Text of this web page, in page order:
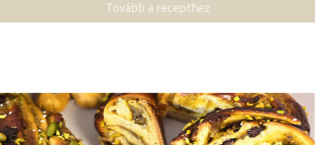
Tovább a recepthez